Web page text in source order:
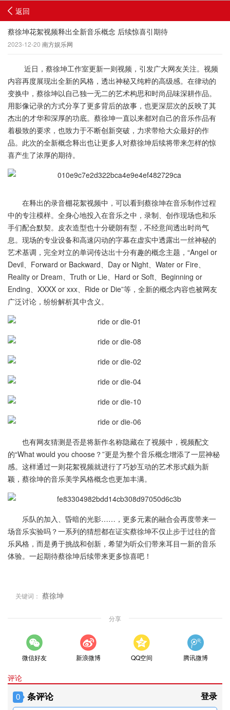
返回
蔡徐坤花絮视频释出全新音乐概念 后续惊喜引期待
2023-12-20 南方娱乐网
近日，蔡徐坤工作室更新一则视频，引发广大网友关注。视频
内容再度展现出全新的风格，透出神秘又纯粹的高级感。在律动的
变换中，蔡徐坤以自己独一无二的艺术构思和时尚品味深耕作品。
用影像记录的方式分享了更多背后的故事，也更深层次的反映了其
杰出的才华和深厚的功底。蔡徐坤一直以来都对自己的音乐作品有
着极致的要求，也致力于不断创新突破，力求带给大众最好的作
品。此次的全新概念释出也让更多人对蔡徐坤后续将带来怎样的惊
喜产生了浓厚的期待。
在释出的录音棚花絮视频中，可以看到蔡徐坤在音乐制作过程
中的专注模样。全身心地投入在音乐之中，录制、创作现场也和乐
手们配合默契。皮衣造型也十分硬朗有型，不经意间透出时尚气
息。现场的专业设备和高速闪动的字幕在虚实中透露出一丝神秘的
艺术基调，完全对立的单词传达出十分有趣的概念主题，“Angel or
Devil、Forward or Backward、Day or Night、Water or Fire、
Reality or Dream、Truth or Lie、Hard or Soft、Beginning or
Ending、XXXX or xxx、Ride or Die”等，全新的概念内容也被网友
广泛讨论，纷纷解析其中含义。
也有网友猜测是否是将新作名称隐藏在了视频中，视频配文
的“What would you choose？”更是为整个音乐概念增添了一层神秘
感。这样通过一则花絮视频就进行了巧妙互动的艺术形式颇为新
颖，蔡徐坤的音乐美学风格概念也更加丰满。
乐队的加入、昏暗的光影……，更多元素的融合会再度带来一
场音乐实验吗？一系列的猜想都在证实蔡徐坤不仅止步于过往的音
乐风格，而是勇于挑战和创新，希望为听众们带来耳目一新的音乐
体验。一起期待蔡徐坤后续带来更多惊喜吧！
关键词： 蔡徐坤
分享
微信好友 新浪微博 QQ空间 腾讯微博
评论
0 条评论 登录